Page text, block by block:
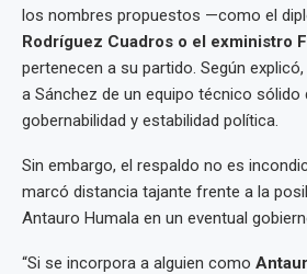
los nombres propuestos —como el
Rodríguez Cuadros o el exministro
pertenecen a su partido. Según
a Sánchez de un equipo técnico sólido
gobernabilidad y estabilidad política.
Sin embargo, el respaldo no es
marcó distancia tajante frente a la
Antauro Humala en un eventual
“Si se incorpora a alguien como